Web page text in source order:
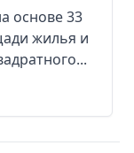
основе 33
жилья и